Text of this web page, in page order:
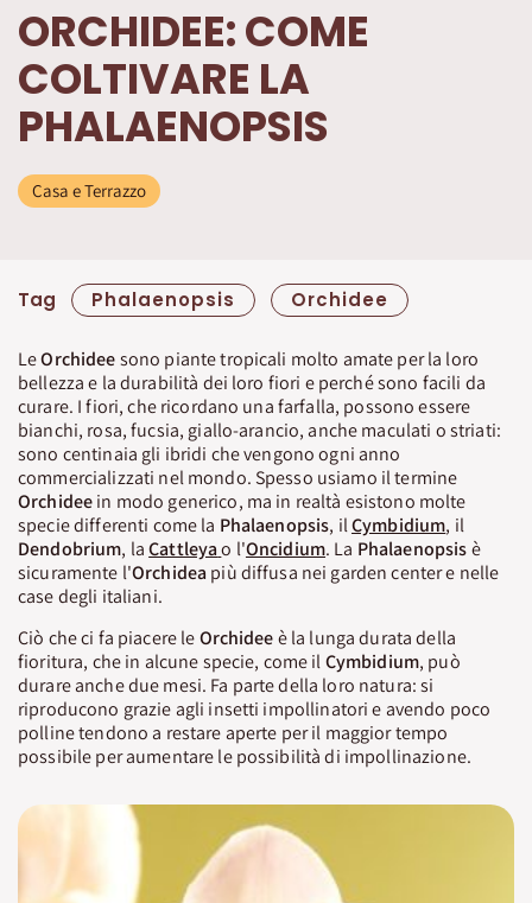
ORCHIDEE: COME
COLTIVARE LA
PHALAENOPSIS
Casa e Terrazzo
Tag Phalaenopsis Orchidee
LeOrchideesono piante tropicali molto amate per la loro
bellezza e la durabilità dei loro fiori e perché sono facili da
curare. I fiori, che ricordano una farfalla, possono essere
bianchi, rosa, fucsia, giallo-arancio, anche maculati o striati:
sono centinaia gli ibridi che vengono ogni anno
commercializzati nel mondo. Spesso usiamo il termine
Orchideein modo generico, ma in realtà esistono molte
specie differenti come la Phalaenopsis, ilCymbidium, il
Dendobrium, laCattleya o l'Oncidium. La Phalaenopsisè
sicuramente l'Orchidea più diffusa nei garden center e nelle
case degli italiani.
Ciò che ci fa piacere leOrchideeè la lunga durata della
fioritura, che in alcune specie, come ilCymbidium, può
durare anche due mesi. Fa parte della loro natura: si
riproducono grazie agli insetti impollinatori e avendo poco
polline tendono a restare aperte per il maggior tempo
possibile per aumentare le possibilità di impollinazione.